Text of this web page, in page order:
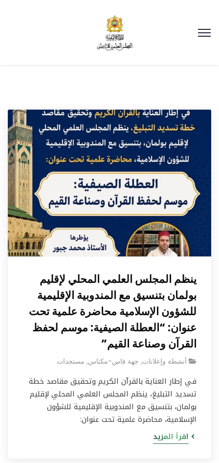
ينظم المجلس العلمي المحلي لإقليم
بولمان بتنسيق مع المندوبية الإقليمية
للشؤون الإسلامية محاضرة علمية تحت
عنوان: “العطلة الصيفية: موسم لحفظ
القرآن وصناعة القيم”
أنشطة وإعلانات, جهة فاس-مكناس, مستجدات
في إطار العناية بالقرآن الكريم وتحقيق مقاصد خطة
تسديد التبليغ، ينظم المجلس العلمي المحلي لإقليم
بولمان، بتنسيق مع المندوبية الإقليمية للشؤون
الإسلامية، محاضرة علمية تحت عنوان:
اقرأ المزيد